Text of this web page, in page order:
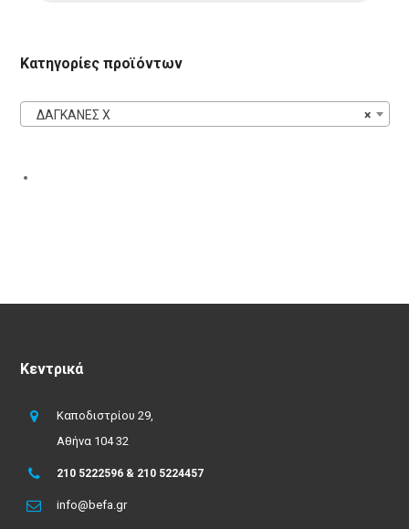
Κατηγορίες προϊόντων
×
ΔΑΓΚΑΝΕΣ X
Κεντρικά
Καποδιστρίου 29,
Αθήνα 104 32
210 5222596 & 210 5224457
info@befa.gr